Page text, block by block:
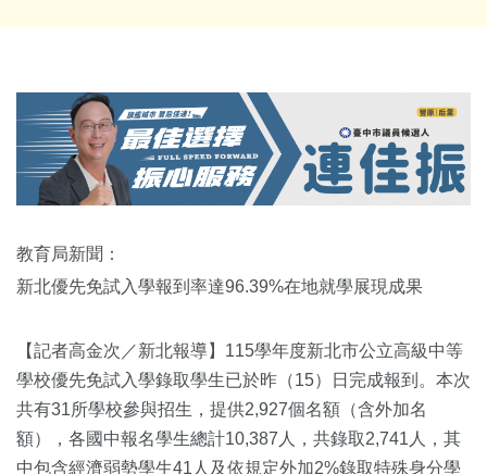
教育局新聞：
新北優先免試入學報到率達96.39%在地就學展現成果
【記者高金次／新北報導】115學年度新北市公立高級中等
學校優先免試入學錄取學生已於昨（15）日完成報到。本次
共有31所學校參與招生，提供2,927個名額（含外加名
額），各國中報名學生總計10,387人，共錄取2,741人，其
中包含經濟弱勢學生41人及依規定外加2%錄取特殊身分學